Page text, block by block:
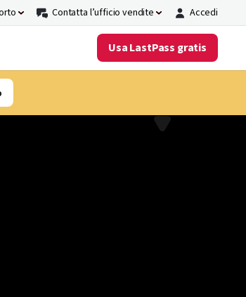
Contatta l’ufficio vendite Accedi
Usa LastPass gratis